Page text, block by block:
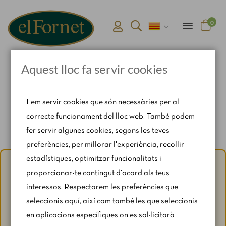
0
vacances, es restringeixen lleugerament els horaris i els
caps de setmana segons disponibilitat.
catering@rosendomila.com
Aquest lloc fa servir cookies
Fem servir cookies que són necessàries per al
correcte funcionament del lloc web. També podem
fer servir algunes cookies, segons les teves
preferències, per millorar l'experiència, recollir
estadístiques, optimitzar funcionalitats i
proporcionar-te contingut d'acord als teus
interessos. Respectarem les preferències que
seleccionis aquí, així com també les que seleccionis
en aplicacions específiques on es sol·licitarà